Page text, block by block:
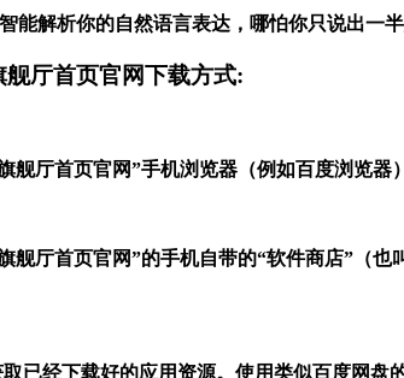
能解析你的自然语言表达，哪怕你只说出
厅首页官网下载方式:
舰厅首页官网”手机浏览器（例如百度浏览
舰厅首页官网”的手机自带的“软件商店”（
已经下载好的应用资源。使用类似百度网盘